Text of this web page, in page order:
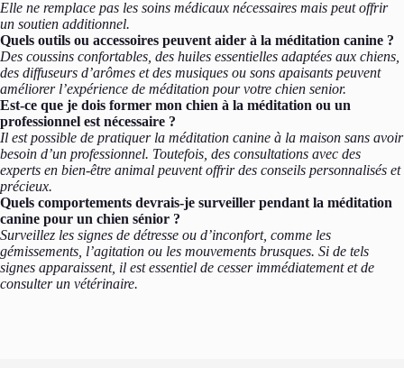
Elle ne remplace pas les soins médicaux nécessaires mais peut offrir
un soutien additionnel.
Quels outils ou accessoires peuvent aider à la méditation canine ?
Des coussins confortables, des huiles essentielles adaptées aux chiens,
des diffuseurs d’arômes et des musiques ou sons apaisants peuvent
améliorer l’expérience de méditation pour votre chien senior.
Est-ce que je dois former mon chien à la méditation ou un
professionnel est nécessaire ?
Il est possible de pratiquer la méditation canine à la maison sans avoir
besoin d’un professionnel. Toutefois, des consultations avec des
experts en bien-être animal peuvent offrir des conseils personnalisés et
précieux.
Quels comportements devrais-je surveiller pendant la méditation
canine pour un chien sénior ?
Surveillez les signes de détresse ou d’inconfort, comme les
gémissements, l’agitation ou les mouvements brusques. Si de tels
signes apparaissent, il est essentiel de cesser immédiatement et de
consulter un vétérinaire.